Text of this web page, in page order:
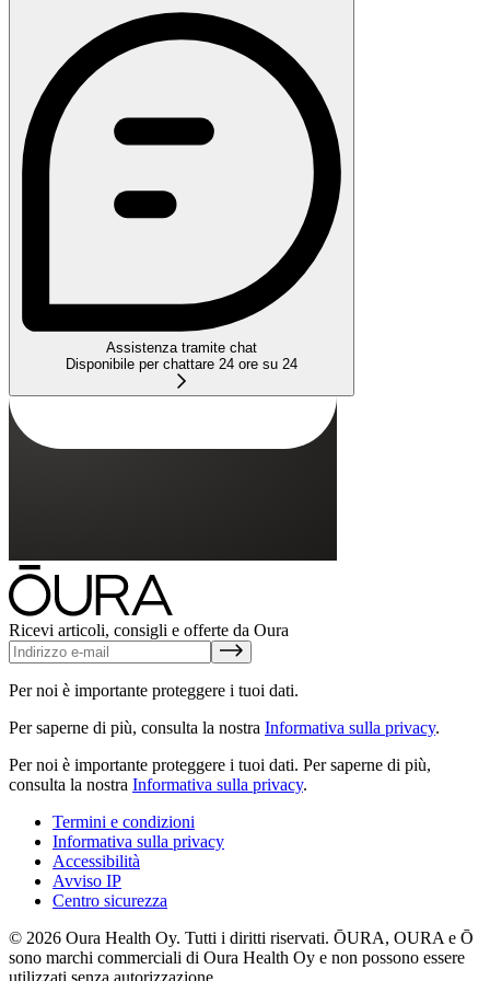
Assistenza tramite chat
Disponibile per chattare 24 ore su 24
Ricevi articoli, consigli e offerte da Oura
Per noi è importante proteggere i tuoi dati.
Per saperne di più, consulta la nostra Informativa sulla privacy.
Per noi è importante proteggere i tuoi dati. Per saperne di più,
consulta la nostra Informativa sulla privacy.
Termini e condizioni
Informativa sulla privacy
Accessibilità
Avviso IP
Centro sicurezza
© 2026 Oura Health Oy. Tutti i diritti riservati. ŌURA, OURA e Ō
sono marchi commerciali di Oura Health Oy e non possono essere
utilizzati senza autorizzazione.